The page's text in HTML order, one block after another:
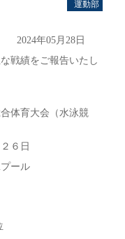
運動部
2024年05月28日
戦績をご報告いたし
体育大会（水泳競
６日
ール